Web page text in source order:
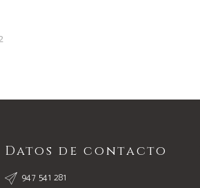
Datos de contacto
947 541 281